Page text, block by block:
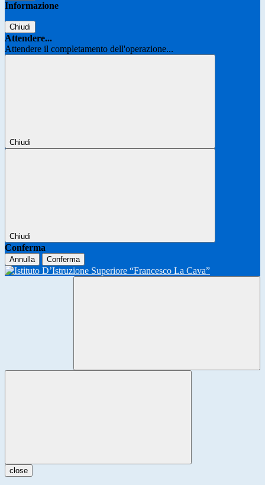
Informazione
Chiudi
Attendere...
Attendere il completamento dell'operazione...
Chiudi
Chiudi
Conferma
Annulla Conferma
close